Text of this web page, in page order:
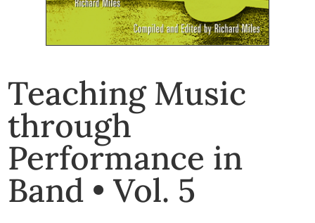
Teaching Music
through
Performance in
Band • Vol. 5